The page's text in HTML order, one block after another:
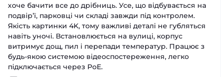
хоче бачити все до дрібниць. Усе, що відбувається на
подвір’ї, парковці чи складі завжди під контролем.
Якість картинки 4K, тому важливі деталі не губляться
навіть уночі. Встановлюється на вулиці, корпус
витримує дощ, пил і перепади температур. Працює з
будь-якою системою відеоспостереження, легко
підключається через PoE.